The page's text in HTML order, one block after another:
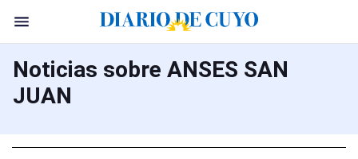
Noticias sobre ANSES SAN
JUAN